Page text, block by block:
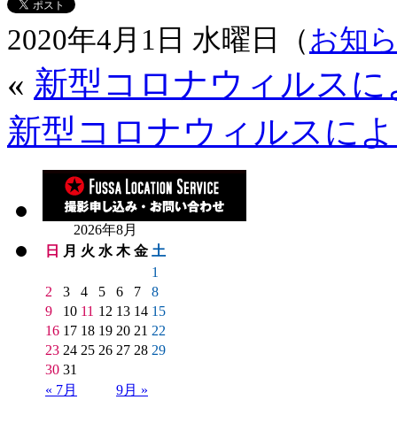
2020年4月1日 水曜日（お知
« 新型コロナウィルス
新型コロナウィルスに
2026年8月
日
月 火 水 木 金 土
1
2
3 4 5 6 7
8
9
10 11 12 13 14 15
16 17 18 19 20 21 22
23 24 25 26 27 28 29
30 31
« 7月
9月 »